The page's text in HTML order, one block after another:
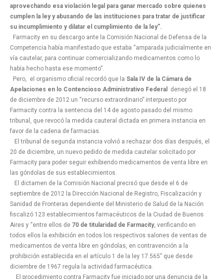
aprovechando esa violación legal para ganar mercado sobre quienes
cumplen la ley y abusando de las instituciones para tratar de justificar
su incumplimiento y dilatar el cumplimiento de la ley”.
Farmacity en su descargo ante la Comisión Nacional de Defensa de la
Competencia había manifestado que estaba “amparada judicialmente en
vía cautelar, para continuar comercializando medicamentos como lo
había hecho hasta ese momento”.
Pero, el organismo oficial recordó que la Sala IV de la Cámara de
Apelaciones en lo Contencioso Administrativo Federal
denegó el 18
de diciembre de 2012 un “recurso extraordinario” interpuesto por
Farmacity contra la sentencia del 14 de agosto pasado del mismo
tribunal, que revocó la medida cauteral dictada en primera instancia en
favor de la cadena de farmacias.
El tribunal de segunda instancia volvió a rechazar dos días después, el
20 de diciembre, un nuevo pedido de medida cautelar solicitado por
Farmacity para poder seguir exhibiendo medicamentos de venta libre en
las góndolas de sus establecimientos.
El dictamen de la Comisión Nacional precisó que desde el 6 de
septiembre de 2012 la Dirección Nacional de Registro, Fiscalización y
Sanidad de Fronteras dependiente del Ministerio de Salud de la Nación
fiscalizó 123 establecimientos farmacéuticos de la Ciudad de Buenos
Aires y “entre ellos de 70 de titularidad de Farmacity , verificando en
todos ellos la exhibición en todos los respectivos salones de ventas de
medicamentos de venta libre en góndolas, en contravención a la
prohibición establecida en el artículo 1 de la ley 17.565” que desde
diciembre de 1967 regula la actividad farmacéutica.
El procedimiento contra Farmacity fue iniciado por una denuncia de la